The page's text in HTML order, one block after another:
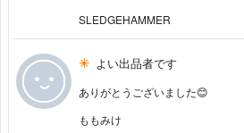
SLEDGEHAMMER
よい出品者です
ありがとうございました😊
ももみけ